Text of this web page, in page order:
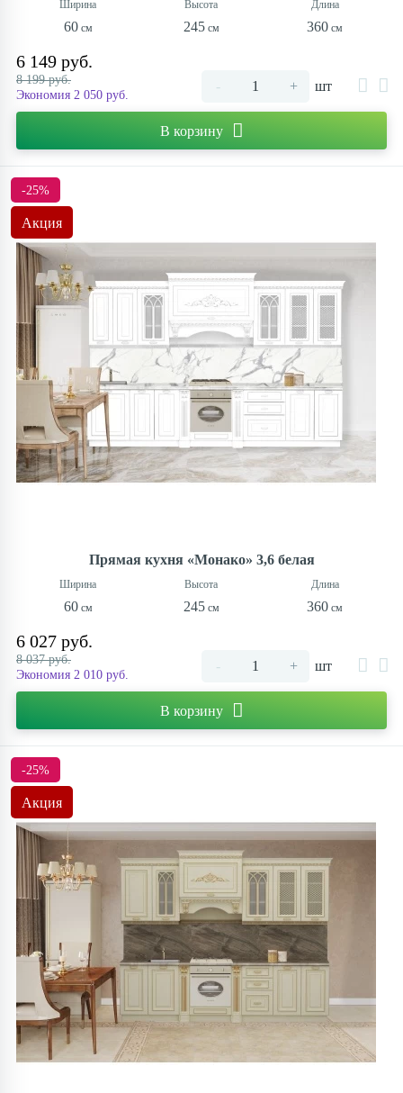
60 245 360
6 149 руб.
8 199 руб.
Экономия 2 050 руб.
- + шт
В корзину
-25%
Акция
Прямая кухня «Монако» 3,6 белая
60 245 360
6 027 руб.
8 037 руб.
Экономия 2 010 руб.
- + шт
В корзину
-25%
Акция